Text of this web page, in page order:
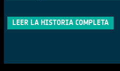
LEER LA HISTORIA COMPLETA